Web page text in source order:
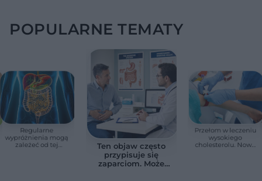
POPULARNE TEMATY
Regularne
wypróżnienia mogą
zależeć od tej
Ten objaw często
przypisuje się
zaparciom. Może
Przełom w leczeniu
wysokiego
cholesterolu. Nowa